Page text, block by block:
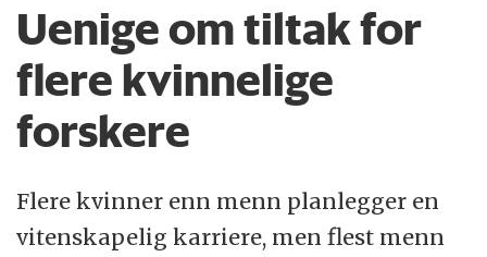
Uenige om tiltak for
flere kvinnelige
forskere
Flere kvinner enn menn planlegger en
vitenskapelig karriere, men flest menn